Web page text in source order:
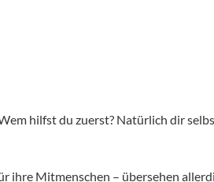
hilfst du zuerst? Natürlich dir
Mitmenschen – übersehen